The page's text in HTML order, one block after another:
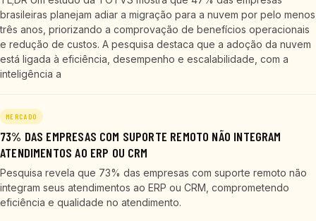
brasileiras planejam adiar a migração para a nuvem por pelo menos
três anos, priorizando a comprovação de benefícios operacionais
e redução de custos. A pesquisa destaca que a adoção da nuvem
está ligada à eficiência, desempenho e escalabilidade, com a
inteligência a
MERCADO
73% DAS EMPRESAS COM SUPORTE REMOTO NÃO INTEGRAM
ATENDIMENTOS AO ERP OU CRM
Pesquisa revela que 73% das empresas com suporte remoto não
integram seus atendimentos ao ERP ou CRM, comprometendo
eficiência e qualidade no atendimento.